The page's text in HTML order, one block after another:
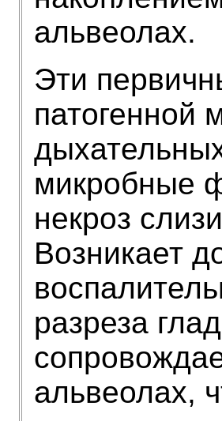
альвеолах.
Эти
патогенной
микробные
некроз
Возникает
разреза
альвеолах,